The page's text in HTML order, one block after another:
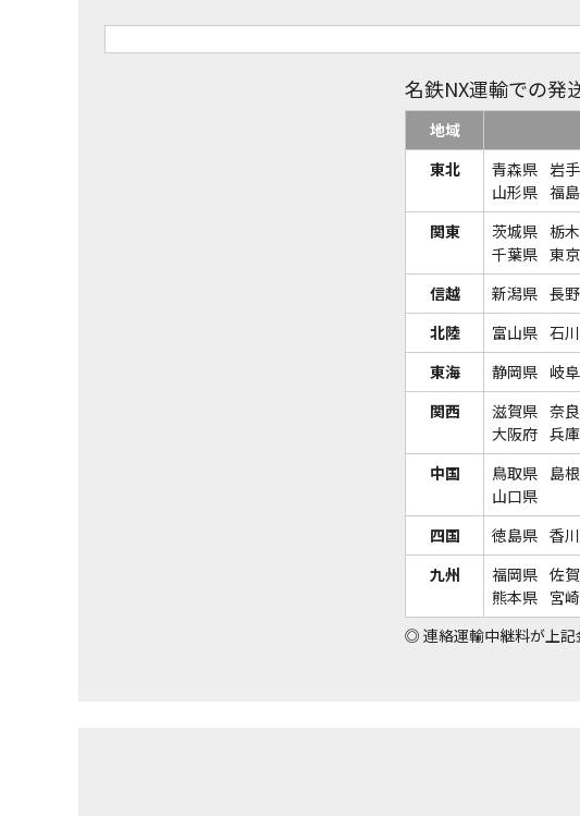
名鉄NX運輸での発
地域
東北
青森県 岩
山形県 福
関東 茨城県 栃
千葉県 東
信越 新潟県 長
北陸
富山県 石
東海
静岡県 岐
関西
滋賀県 奈
大阪府 兵
中国 鳥取県 島
山口県
四国 徳島県 香
九州
福岡県 佐
熊本県 宮
◎ 連絡運輸中継料が上記